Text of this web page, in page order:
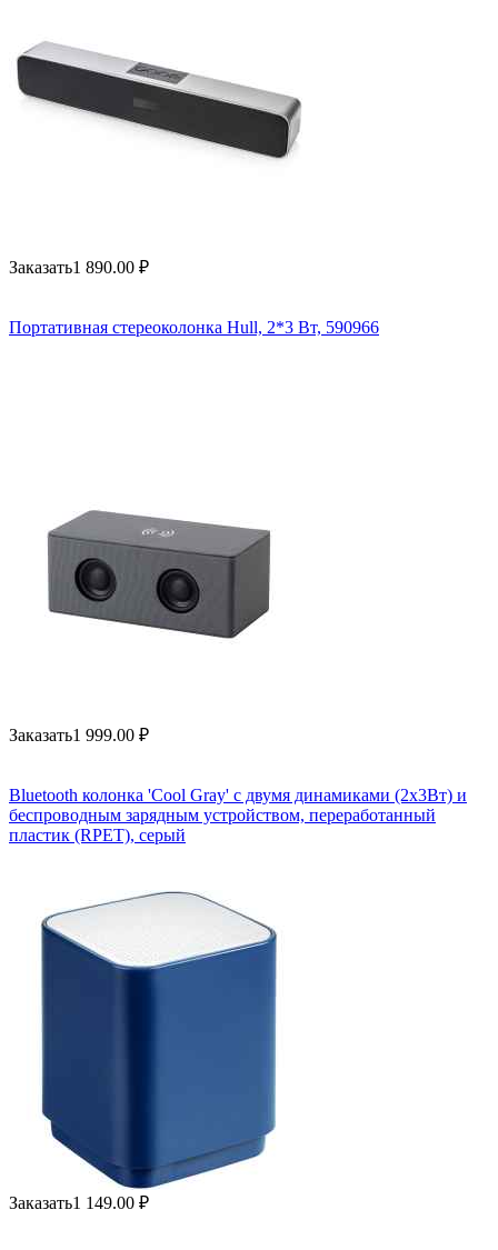
Заказать1 890.00 ₽
Портативная стереоколонка Hull, 2*3 Вт, 590966
Заказать1 999.00 ₽
Bluetooth колонка 'Cool Gray' с двумя динамиками (2х3Вт) и
беспроводным зарядным устройством, переработанный
пластик (RPET), серый
Заказать1 149.00 ₽